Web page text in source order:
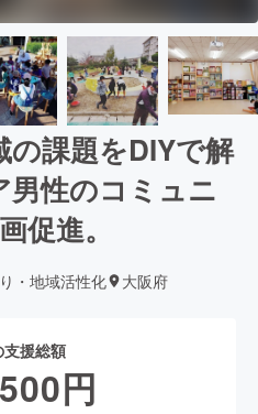
の課題をDIYで解
性のコミュニ
促進。
・地域活性化 大阪府
援総額
円